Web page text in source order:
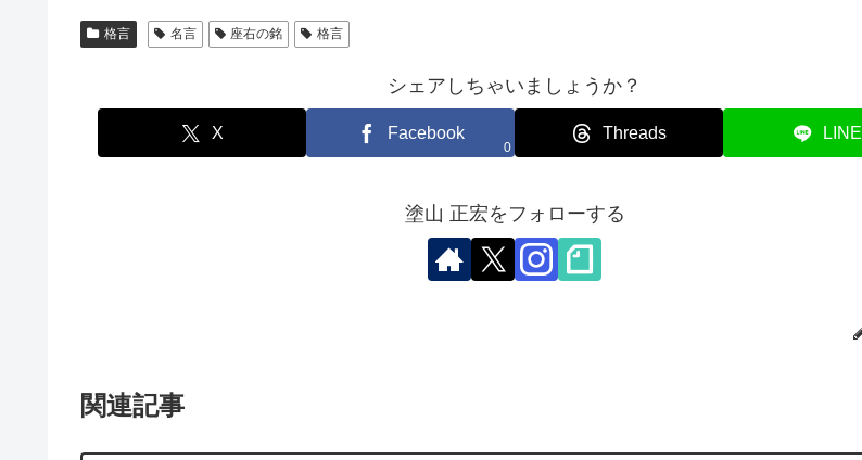
格言 名言 座右の銘 格言
シェアしちゃいましょうか？
X Facebook
0
Threads LINE
塗山 正宏をフォローする
関連記事